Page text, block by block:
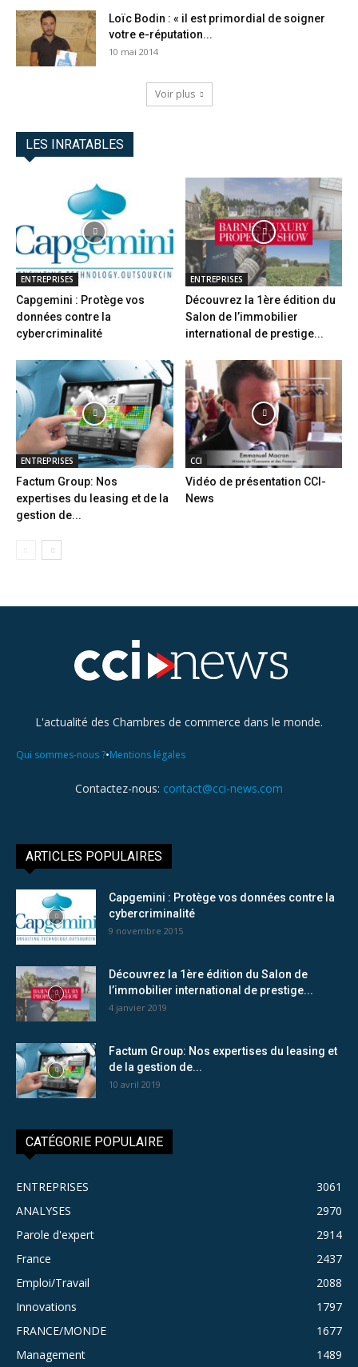
Loïc Bodin : « il est primordial de soigner
votre e-réputation...
10 mai 2014
Voir plus
LES INRATABLES
ENTREPRISES
Capgemini : Protège vos
données contre la
cybercriminalité
ENTREPRISES
Découvrez la 1ère édition du
Salon de l’immobilier
international de prestige...
ENTREPRISES
Factum Group: Nos
expertises du leasing et de la
gestion de...
CCI
Vidéo de présentation CCI-
News
L'actualité des Chambres de commerce dans le monde.
Qui sommes-nous ?•Mentions légales
Contactez-nous: contact@cci-news.com
ARTICLES POPULAIRES
Capgemini : Protège vos données contre la
cybercriminalité
9 novembre 2015
Découvrez la 1ère édition du Salon de
l’immobilier international de prestige...
4 janvier 2019
Factum Group: Nos expertises du leasing et
de la gestion de...
10 avril 2019
CATÉGORIE POPULAIRE
ENTREPRISES
3061
ANALYSES
2970
Parole d'expert
2914
France
2437
Emploi/Travail
2088
Innovations
1797
FRANCE/MONDE
1677
Management
1489